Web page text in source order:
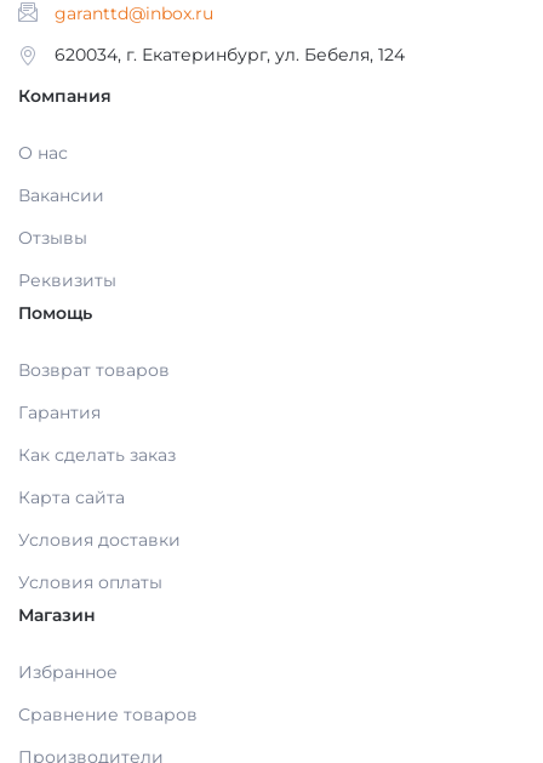
ЛЕЧЕНИЯ
МАТЕРИАЛЫ ДЛЯ ФИКСАЦИИ НЕ ПРЯМЫХ
МАТЕРИАЛЫ / ПРИНАДЛЕЖНОСТИ ДЛЯ
СНЯТИЯ СЛЕПКОВ
ПЛОМБИРОВАНИЯ ЗУБОВ
МАТЕРИАЛЫ ДЛЯ ИЗОЛЯЦИИ РАБОЧЕГО
ПОЛЯ
(без срока)
УТИЛИЗАЦИЯ ОТХОДОВ
ПЕСКОСТРУЙНОЕ ОБОРУДОВАНИЕ
ОБОРУДОВАНИЕ ЗУБОТЕХНИЧЕСКОЕ
garanttd@inbox.ru
620034, г. Екатеринбург, ул. Бебеля, 124
Компания
О нас
Вакансии
Отзывы
Реквизиты
Помощь
Возврат товаров
Гарантия
Как сделать заказ
Карта сайта
Условия доставки
Условия оплаты
Магазин
Избранное
Сравнение товаров
Производители